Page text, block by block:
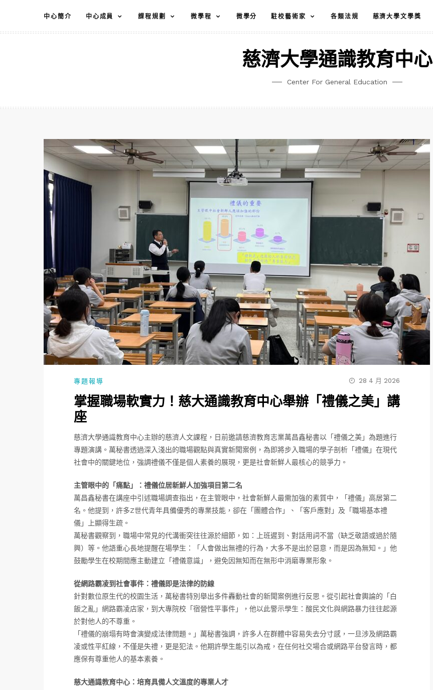
主
中心簡介 中心成員 課程規劃 微學程 微學分 駐校藝術家 各類法規 慈濟大學文學獎
慈濟大學通識教育中心
Center For General Education
專題報導 28 4 月 2026
掌握職場軟實力！慈大通識教育中心舉辦「禮儀之美」講
座
慈濟大學通識教育中心主辦的慈濟人文課程，日前邀請慈濟教育志業萬昌鑫秘書以「禮儀之美」為題進行
專題演講。萬秘書透過深入淺出的職場觀點與真實新聞案例，為即將步入職場的學子剖析「禮儀」在現代
社會中的關鍵地位，強調禮儀不僅是個人素養的展現，更是社會新鮮人最核心的競爭力。
主管眼中的「痛點」：禮儀位居新鮮人加強項目第二名
萬昌鑫秘書在講座中引述職場調查指出，在主管眼中，社會新鮮人最需加強的素質中，「禮儀」高居第二
名。他提到，許多Z世代青年具備優秀的專業技能，卻在「團體合作」、「客戶應對」及「職場基本禮
儀」上顯得生疏。
萬秘書觀察到，職場中常見的代溝衝突往往源於細節，如：上班遲到、對話用詞不當（缺乏敬語或過於隨
興）等。他語重心長地提醒在場學生：「人會做出無禮的行為，大多不是出於惡意，而是因為無知。」他
鼓勵學生在校期間應主動建立「禮儀意識」，避免因無知而在無形中消磨專業形象。
從網路霸凌到社會事件：禮儀即是法律的防線
針對數位原生代的校園生活，萬秘書特別舉出多件轟動社會的新聞案例進行反思。從引起社會輿論的「白
飯之亂」網路霸凌店家，到大專院校「宿營性平事件」，他以此警示學生：酸民文化與網路暴力往往起源
於對他人的不尊重。
「禮儀的崩塌有時會演變成法律問題。」萬秘書強調，許多人在群體中容易失去分寸感，一旦涉及網路霸
凌或性平紅線，不僅是失禮，更是犯法。他期許學生能引以為戒，在任何社交場合或網路平台發言時，都
應保有尊重他人的基本素養。
慈大通識教育中心：培育具備人文溫度的專業人才